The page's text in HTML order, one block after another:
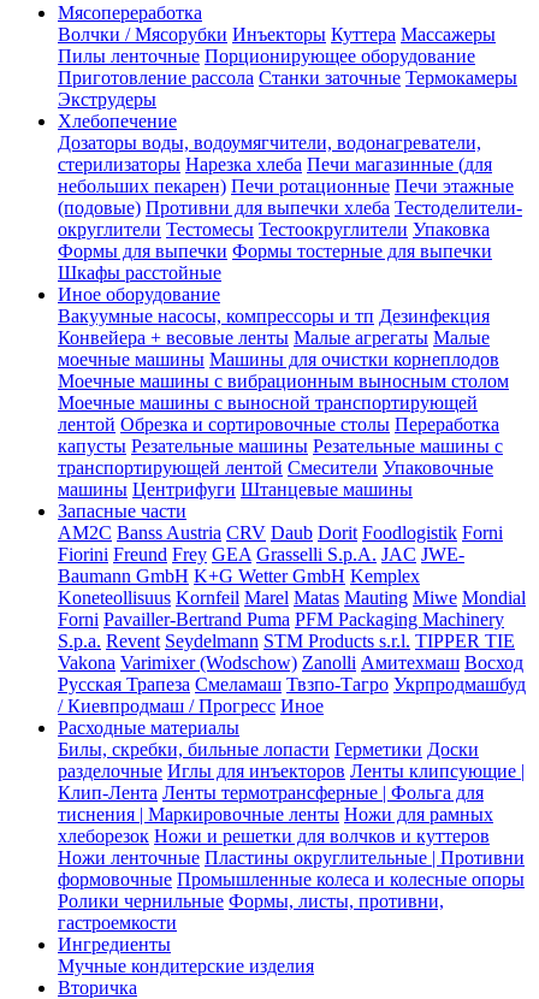
Мясопереработка
Волчки / Мясорубки Инъекторы Куттера Массажеры
Пилы ленточные Порционирующее оборудование
Приготовление рассола Станки заточные Термокамеры
Экструдеры
Хлебопечение
Дозаторы воды, водоумягчители, водонагреватели,
стерилизаторы Нарезка хлеба Печи магазинные (для
небольших пекарен) Печи ротационные Печи этажные
(подовые) Противни для выпечки хлеба Тестоделители-
округлители Тестомесы Тестоокруглители Упаковка
Формы для выпечки Формы тостерные для выпечки
Шкафы расстойные
Иное оборудование
Вакуумные насосы, компрессоры и тп Дезинфекция
Конвейера + весовые ленты Малые агрегаты Малые
моечные машины Машины для очистки корнеплодов
Моечные машины с вибрационным выносным столом
Моечные машины с выносной транспортирующей
лентой Обрезка и сортировочные столы Переработка
капусты Резательные машины Резательные машины с
транспортирующей лентой Смесители Упаковочные
машины Центрифуги Штанцевые машины
Запасные части
AM2C Banss Austria CRV Daub Dorit Foodlogistik Forni
Fiorini Freund Frey GEA Grasselli S.p.A. JAC JWE-
Baumann GmbH K+G Wetter GmbH Kemplex
Koneteollisuus Kornfeil Marel Matas Mauting Miwe Mondial
Forni Pavailler-Bertrand Puma PFM Packaging Machinery
S.p.a. Revent Seydelmann STM Products s.r.l. TIPPER TIE
Vakona Varimixer (Wodschow) Zanolli Амитехмаш Восход
Русская Трапеза Смеламаш Твзпо-Тагро Укрпродмашбуд
/ Киевпродмаш / Прогресс Иное
Расходные материалы
Билы, скребки, бильные лопасти Герметики Доски
разделочные Иглы для инъекторов Ленты клипсующие |
Клип-Лента Ленты термотрансферные | Фольга для
тиснения | Маркировочные ленты Ножи для рамных
хлеборезок Ножи и решетки для волчков и куттеров
Ножи ленточные Пластины округлительные | Противни
формовочные Промышленные колеса и колесные опоры
Ролики чернильные Формы, листы, противни,
гастроемкости
Ингредиенты
Мучные кондитерские изделия
Вторичка